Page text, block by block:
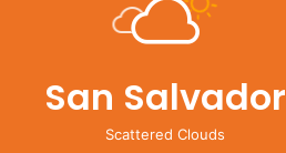
San Salvador
Scattered Clouds